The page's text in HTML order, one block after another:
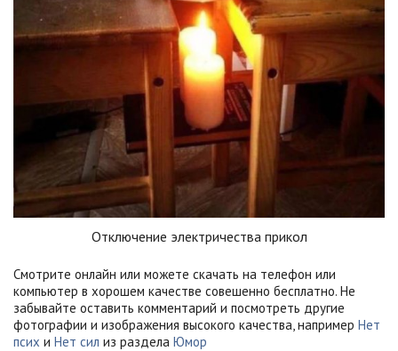
Отключение электричества прикол
Смотрите онлайн или можете скачать на телефон или
компьютер в хорошем качестве совешенно бесплатно. Не
забывайте оставить комментарий и посмотреть другие
фотографии и изображения высокого качества, например Нет
псих и Нет сил из раздела Юмор